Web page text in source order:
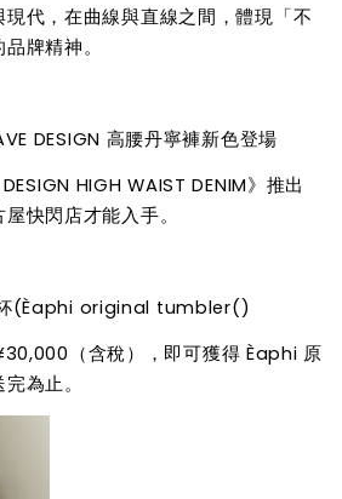
代，在曲線與直線之間，體現「不
牌精神。
DESIGN 高腰丹寧褲新色登場
HIGH WAIST DENIM》推出
快閃店才能入手。
杯(Èaphi original tumbler()
（含稅），即可獲得 Èaphi 原
為止。